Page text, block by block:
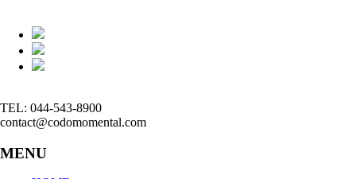
TEL: 044-543-8900
contact@codomomental.com
MENU